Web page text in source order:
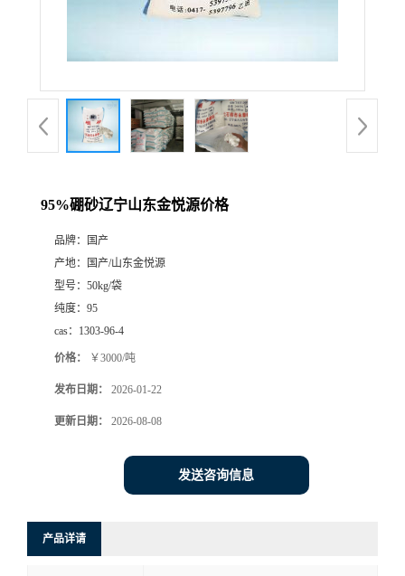
95%硼砂辽宁山东金悦源价格
品牌：
国产
产地：
国产/山东金悦源
型号： 50kg/袋
纯度： 95
cas： 1303-96-4
价格： ￥3000/吨
发布日期： 2026-01-22
更新日期： 2026-08-08
发送咨询信息
产品详请